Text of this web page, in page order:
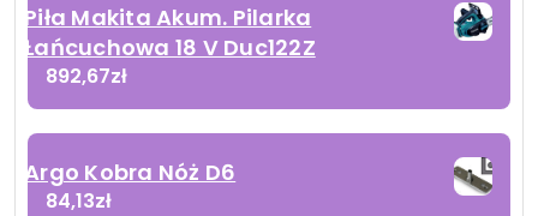
Piła Makita Akum. Pilarka
Łańcuchowa 18 V Duc122Z
892,67zł
Argo Kobra Nóż D6
84,13zł